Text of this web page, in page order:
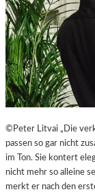
©Peter Litvai „Die
passen so gar nicht
im Ton. Sie kontert
nicht mehr so alleine
merkt er nach den